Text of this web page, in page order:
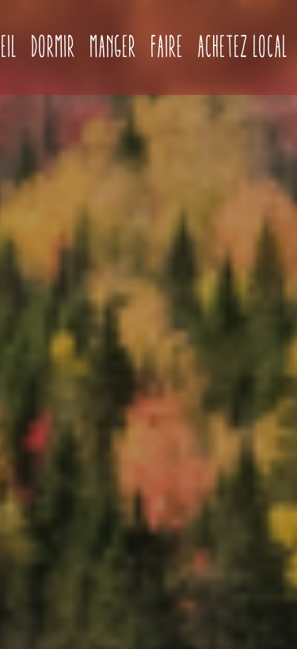
Dormir Manger Faire (current)
Achetez local